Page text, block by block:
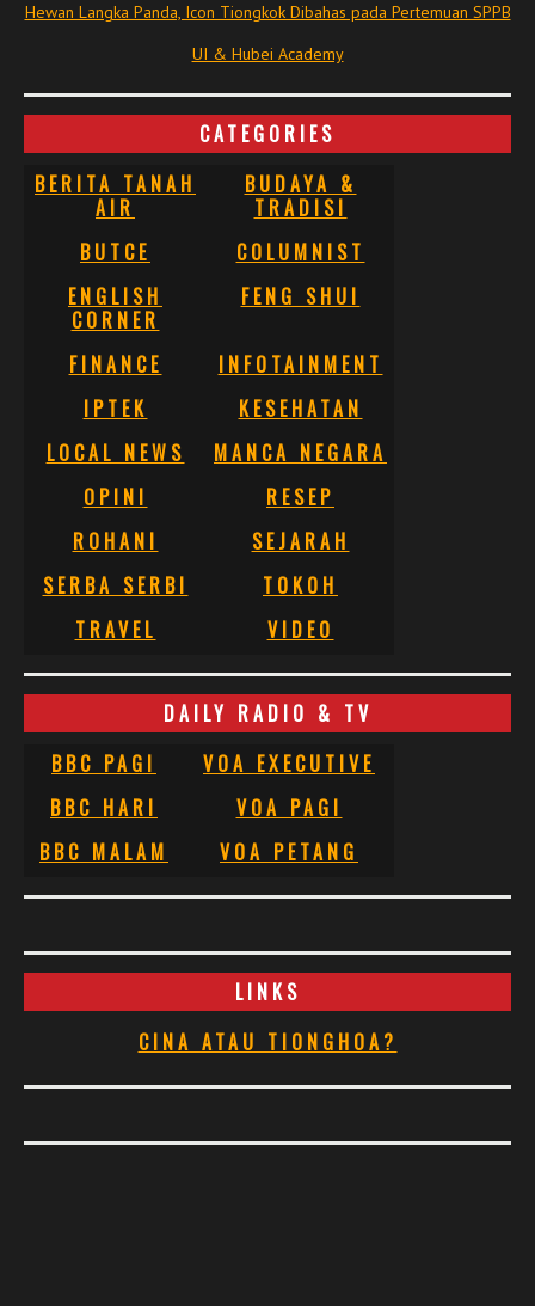
Hewan Langka Panda, Icon Tiongkok Dibahas pada Pertemuan SPPB
UI & Hubei Academy
CATEGORIES
BERITA TANAH
AIR
BUDAYA &
TRADISI
BUTCE
COLUMNIST
ENGLISH
CORNER
FENG SHUI
FINANCE
INFOTAINMENT
IPTEK
KESEHATAN
LOCAL NEWS
MANCA NEGARA
OPINI
RESEP
ROHANI
SEJARAH
SERBA SERBI
TOKOH
TRAVEL
VIDEO
DAILY RADIO & TV
BBC PAGI
VOA EXECUTIVE
BBC HARI
VOA PAGI
BBC MALAM
VOA PETANG
LINKS
CINA ATAU TIONGHOA?